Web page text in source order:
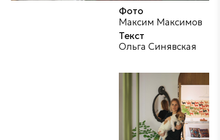
Фото
Максим Максимов
Текст
Ольга Синявская